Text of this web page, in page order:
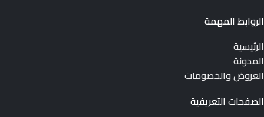
الروابط المهمة
الرئيسية
المدونة
العروض والخصومات
الصفحات التعريفية